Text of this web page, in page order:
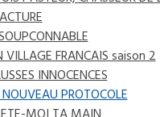
VILLAGE FRANCAIS saison 2
INNOCENCES
PROTOCOLE